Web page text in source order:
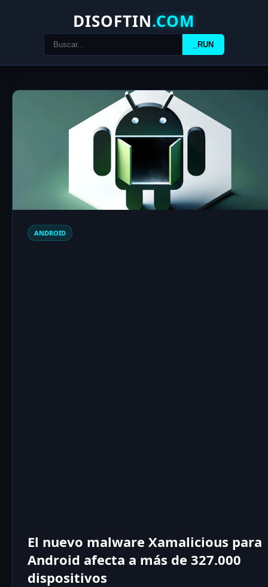
DISOFTIN.COM
_RUN
ANDROID
El nuevo malware Xamalicious para
Android afecta a más de 327.000
dispositivos